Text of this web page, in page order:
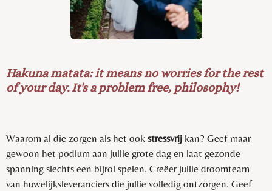
Hakuna matata: it means no worries for the rest
of your day. It's a problem free, philosophy!
Waarom al die zorgen als het ook stressvrij kan? Geef maar
gewoon het podium aan jullie grote dag en laat gezonde
spanning slechts een bijrol spelen. Creëer jullie droomteam
van huwelijksleveranciers die jullie volledig ontzorgen. Geef